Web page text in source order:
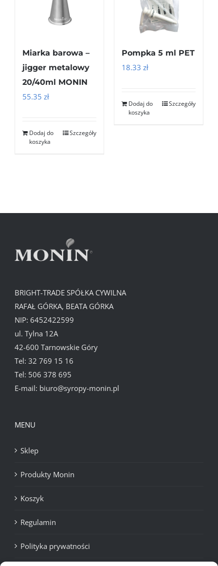
Miarka barowa –
jigger metalowy
20/40ml MONIN
55.35 zł
Dodaj do
koszyka
Szczegóły
Pompka 5 ml PET
18.33 zł
Dodaj do
koszyka
Szczegóły
BRIGHT-TRADE SPÓŁKA CYWILNA
RAFAŁ GÓRKA, BEATA GÓRKA
NIP: 6452422599
ul. Tylna 12A
42-600 Tarnowskie Góry
Tel: 32 769 15 16
Tel: 506 378 695
E-mail: biuro@syropy-monin.pl
MENU
Sklep
Produkty Monin
Koszyk
Regulamin
Polityka prywatności